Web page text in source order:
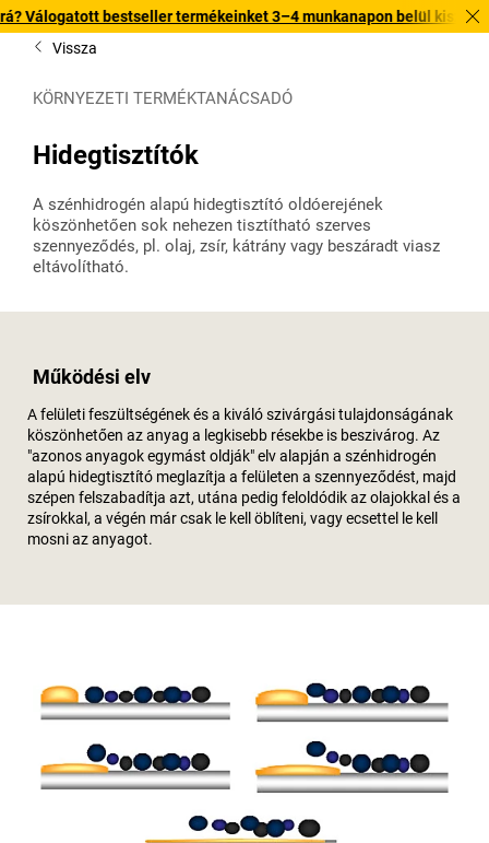
bestseller termékeinket 3–4 munkanapon belül kiszállítjuk.
Vissza
KÖRNYEZETI TERMÉKTANÁCSADÓ
Hidegtisztítók
A szénhidrogén alapú hidegtisztító oldóerejének
köszönhetően sok nehezen tisztítható szerves
szennyeződés, pl. olaj, zsír, kátrány vagy beszáradt viasz
eltávolítható.
Működési elv
A felületi feszültségének és a kiváló szivárgási tulajdonságának
köszönhetően az anyag a legkisebb résekbe is beszivárog. Az
"azonos anyagok egymást oldják" elv alapján a szénhidrogén
alapú hidegtisztító meglazítja a felületen a szennyeződést, majd
szépen felszabadítja azt, utána pedig feloldódik az olajokkal és a
zsírokkal, a végén már csak le kell öblíteni, vagy ecsettel le kell
mosni az anyagot.